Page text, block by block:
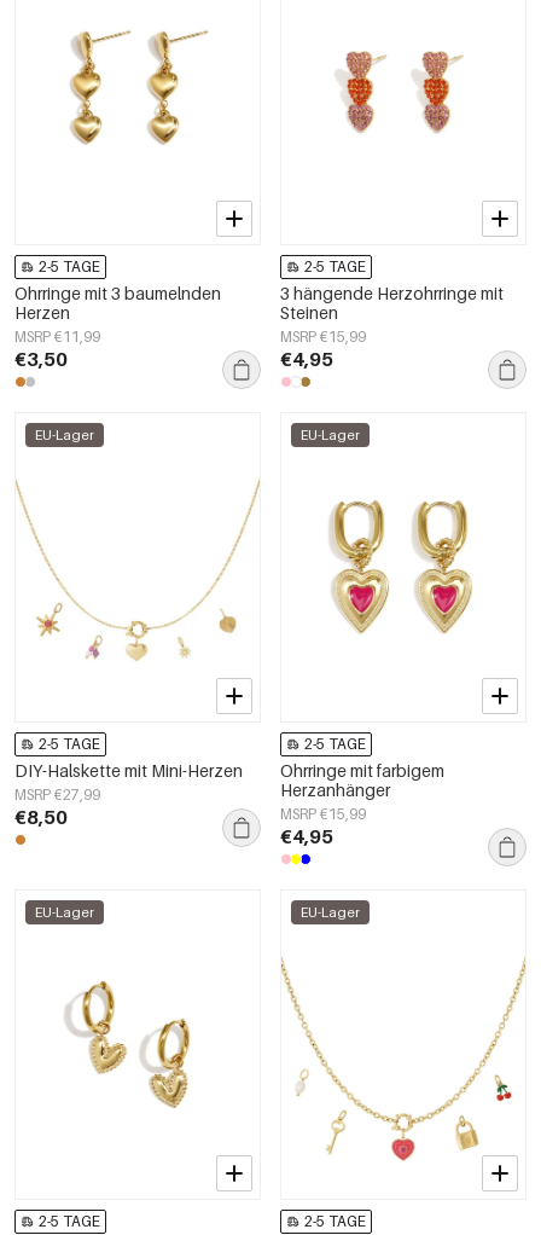
2-5 TAGE
Ohrringe mit 3 baumelnden
Herzen
MSRP €11,99
€3,50
2-5 TAGE
3 hängende Herzohrringe mit
Steinen
MSRP €15,99
€4,95
EU-Lager
2-5 TAGE
DIY-Halskette mit Mini-Herzen
MSRP €27,99
€8,50
EU-Lager
2-5 TAGE
Ohrringe mit farbigem
Herzanhänger
MSRP €15,99
€4,95
EU-Lager
2-5 TAGE
EU-Lager
2-5 TAGE